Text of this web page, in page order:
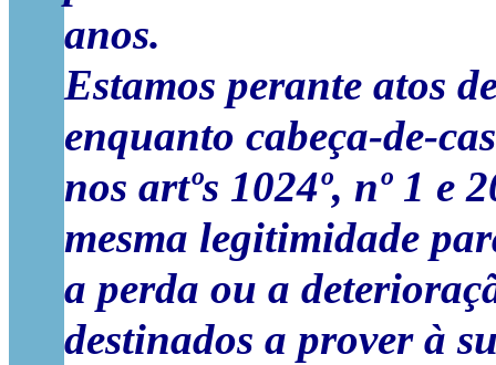
anos.
Estamos perante atos
enquanto cabeça-de-
nos artºs 1024º, nº 1 e
mesma legitimidade
a perda ou a
destinados a prover à